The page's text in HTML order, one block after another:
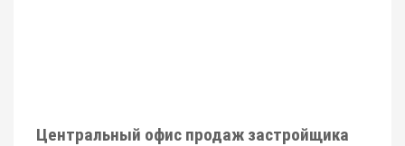
Центральный офис продаж застройщика